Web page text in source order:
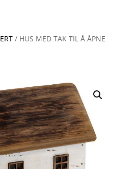
/ HUS MED TAK TIL Å ÅPNE